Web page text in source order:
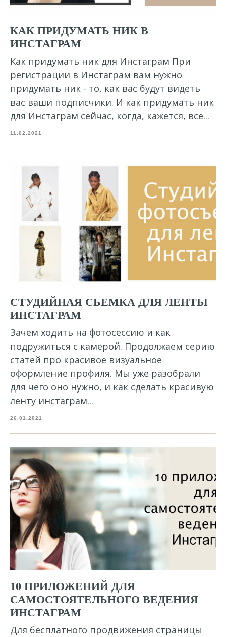
КАК ПРИДУМАТЬ НИК В
ИНСТАГРАМ
Как придумать ник для Инстаграм При
регистрации в Инстаграм вам нужно
придумать ник - то, как вас будут видеть
вас ваши подписчики. И как придумать ник
для Инстаграм сейчас, когда, кажется, все...
11.02.2021
СТУДИЙНАЯ СЬЕМКА ДЛЯ ЛЕНТЫ
ИНСТАГРАМ
Зачем ходить на фотосессию и как
подружиться с камерой. Продолжаем серию
статей про красивое визуальное
оформление профиля. Мы уже разобрали
для чего оно нужно, и как сделать красивую
ленту инстаграм...
26.01.2021
10 ПРИЛОЖЕНИЙ ДЛЯ
САМОСТОЯТЕЛЬНОГО ВЕДЕНИЯ
ИНСТАГРАМ
Для бесплатного продвижения страницы